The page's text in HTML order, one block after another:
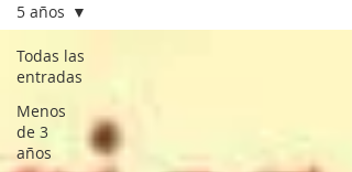
Todas las
entradas
Menos
de 3
años
5 años